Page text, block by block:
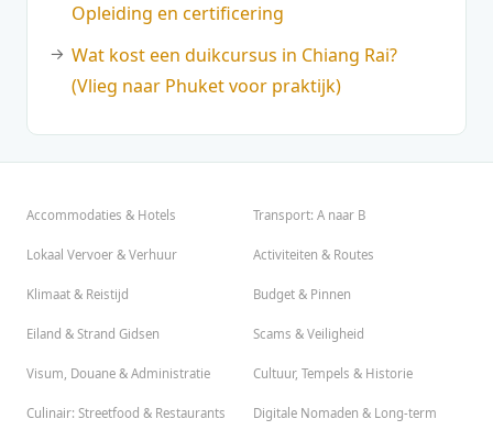
Opleiding en certificering
Wat kost een duikcursus in Chiang Rai?
(Vlieg naar Phuket voor praktijk)
Accommodaties & Hotels Transport: A naar B
Lokaal Vervoer & Verhuur Activiteiten & Routes
Klimaat & Reistijd Budget & Pinnen
Eiland & Strand Gidsen Scams & Veiligheid
Visum, Douane & Administratie Cultuur, Tempels & Historie
Culinair: Streetfood & Restaurants
Digitale Nomaden & Long-term